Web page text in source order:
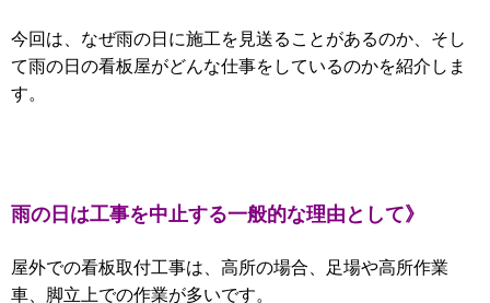
今回は、なぜ雨の日に施工を見送ることがあるのか、そし
て雨の日の看板屋がどんな仕事をしているのかを紹介しま
す。
雨の日は工事を中止する一般的な理由として》
屋外での看板取付工事は、高所の場合、足場や高所作業
車、脚立上での作業が多いです。